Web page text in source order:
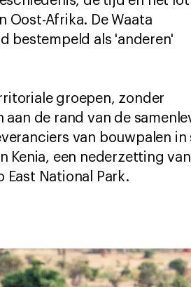
Oost-Afrika. De Waata
bestempeld als 'anderen'
groepen, zonder
de rand van de
van bouwpalen
Kenia, een nederzetting
East National Park.